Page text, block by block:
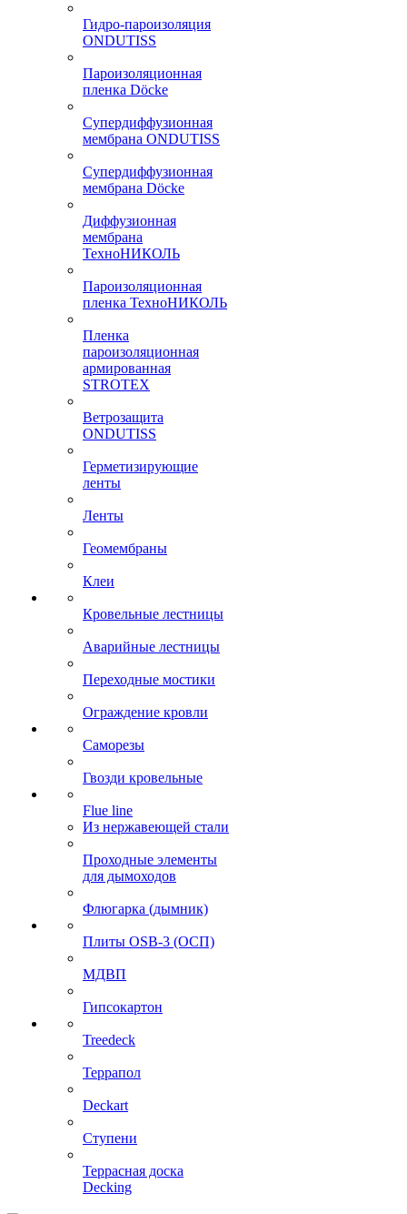
Гидро-пароизоляция
ONDUTISS
Пароизоляционная
пленка Döcke
Супердиффузионная
мембрана ONDUTISS
Супердиффузионная
мембрана Döcke
Диффузионная
мембрана
ТехноНИКОЛЬ
Пароизоляционная
пленка ТехноНИКОЛЬ
Пленка
пароизоляционная
армированная
STROTEX
Ветрозащита
ONDUTISS
Герметизирующие
ленты
Ленты
Геомембраны
Клеи
Кровельные лестницы
Аварийные лестницы
Переходные мостики
Ограждение кровли
Саморезы
Гвозди кровельные
Flue line
Из нержавеющей стали
Проходные элементы
для дымоходов
Флюгарка (дымник)
Плиты OSB-3 (ОСП)
МДВП
Гипсокартон
Treedeck
Террапол
Deckart
Ступени
Террасная доска
Decking